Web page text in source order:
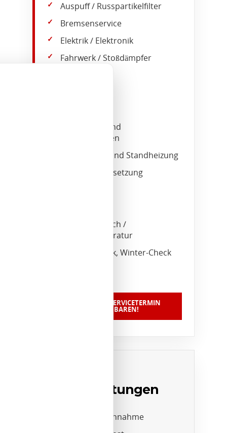
Auspuff / Russpartikelfilter
Bremsenservice
Elektrik / Elektronik
Fahrwerk / Stoßdämpfer
Karosserie- und
Lackierarbeiten
Klimaanlage und Standheizung
Motorinstandsetzung
Scheibentausch /
Scheibenreparatur
Urlaubs-Check, Winter-Check
JETZT EINEN SERVICETERMIN
VEREINBAREN!
Zusatzleistungen
24-Stunden-Annahme